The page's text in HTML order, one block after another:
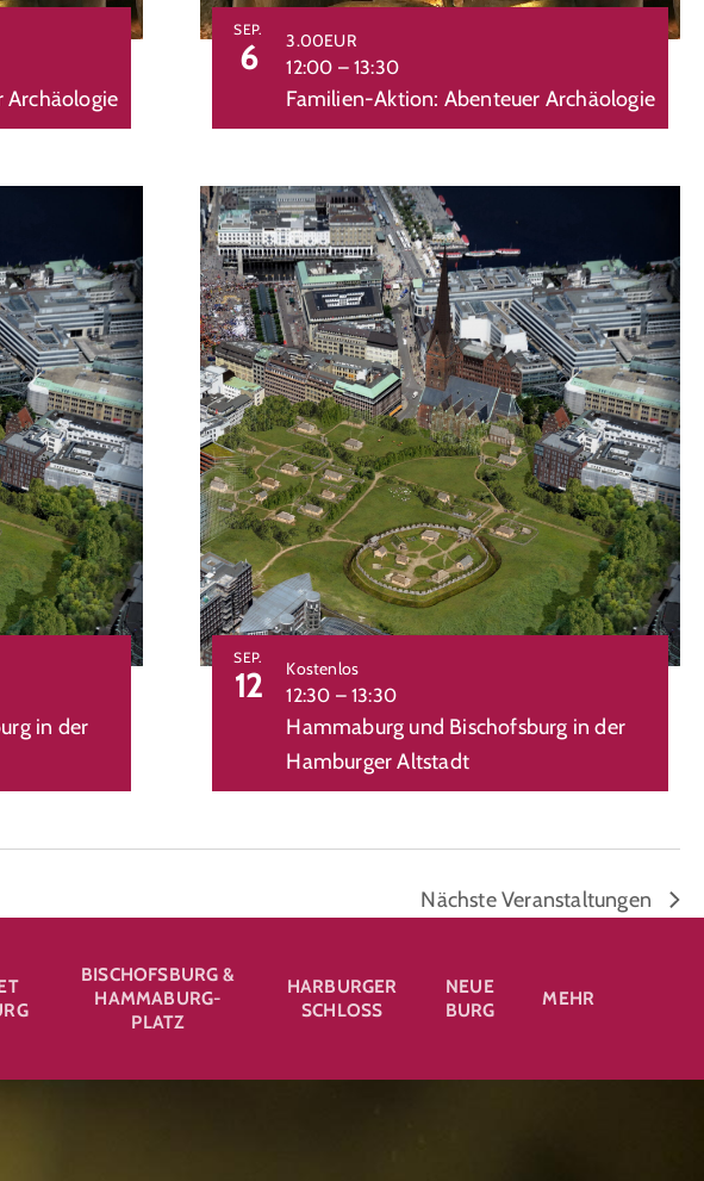
Archäologie
SEP.
6
Familien-Aktion: Abenteuer Archäologie
12:00 – 13:30
3.00EUR
in der
SEP.
12
Hammaburg und Bischofsburg in der
Hamburger Altstadt
12:30 – 13:30
Kostenlos
NächsteVeranstaltungen
BISCHOFSBURG &
HAMMABURG-
PLATZ
HARBURGER
SCHLOSS
NEUE
BURG
MEHR